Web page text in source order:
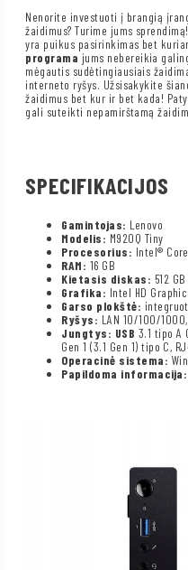
Nenorite investuoti į brangią
žaidimus? Turime jums
yra puikus pasirinkimas bet
programa jums nebereikia
mėgautis sudėtingiausiais
interneto ryšys. Užsisakykite
žaidimus bet kur ir bet kada!
gali suteikti nepamirštamą
SPECIFIKACIJOS
Gamintojas: Lenovo
Modelis: M920Q Tiny
Procesorius: Intel®
RAM: 16 GB
Kietasis diskas: 512
Grafika: Intel HD
Garso plokštė:
Ryšys: LAN 10/100/
Jungtys: USB 3.1 tipo A
Gen 1 (3.1 Gen 1) tipo C,
Operacinė sistema:
Papildoma informacija: